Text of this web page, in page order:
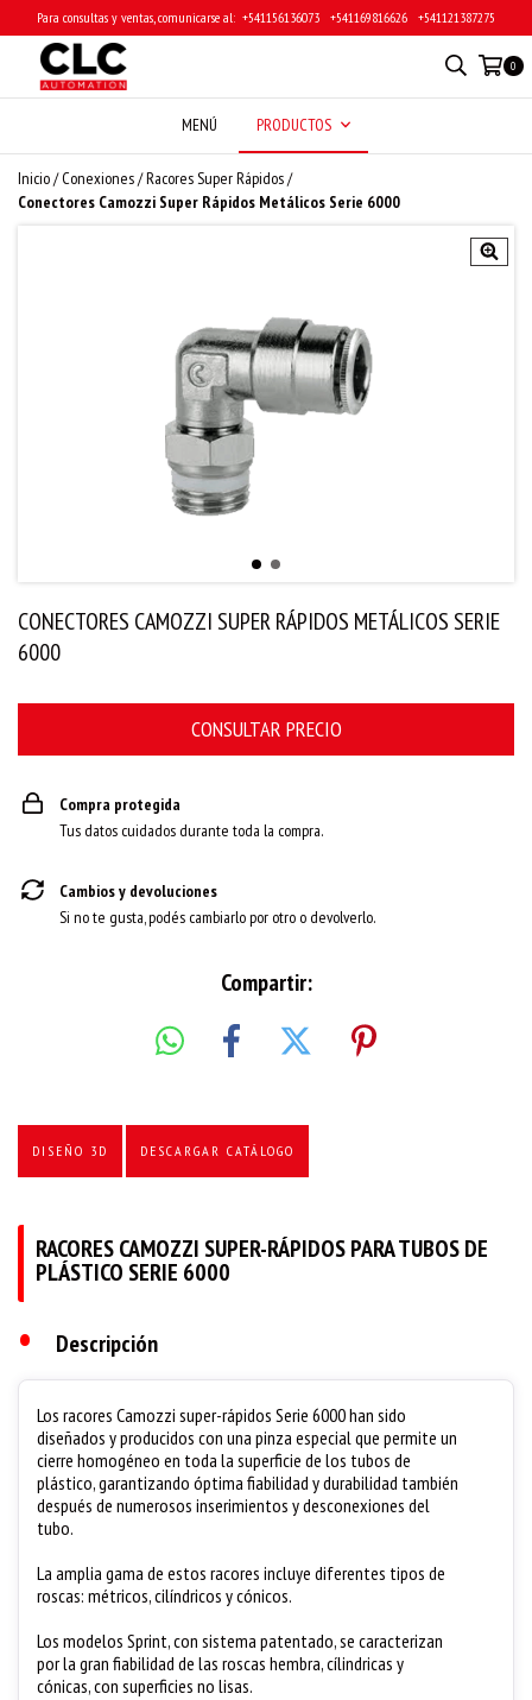
Para consultas y ventas, comunicarse al: ‎ +541156136073 ‎ ‎ +541169816626 ‎ ‎ +541121387275
0
MENÚ PRODUCTOS
Inicio/ Conexiones/Racores Super Rápidos/
Conectores Camozzi Super Rápidos Metálicos Serie 6000
CONECTORES CAMOZZI SUPER RÁPIDOS METÁLICOS SERIE
6000
Compra protegida
Tus datos cuidados durante toda la compra.
Cambios y devoluciones
Si no te gusta, podés cambiarlo por otro o devolverlo.
Compartir:
DISEÑO 3D DESCARGAR CATÁLOGO
RACORES CAMOZZI SUPER-RÁPIDOS PARA TUBOS DE
PLÁSTICO SERIE 6000
• Descripción
Los racores Camozzi super-rápidos Serie 6000 han sido
diseñados y producidos con una pinza especial que permite un
cierre homogéneo en toda la superficie de los tubos de
plástico, garantizando óptima fiabilidad y durabilidad también
después de numerosos inserimientos y desconexiones del
tubo.
La amplia gama de estos racores incluye diferentes tipos de
roscas: métricos, cilíndricos y cónicos.
Los modelos Sprint, con sistema patentado, se caracterizan
por la gran fiabilidad de las roscas hembra, cílindricas y
cónicas, con superficies no lisas.